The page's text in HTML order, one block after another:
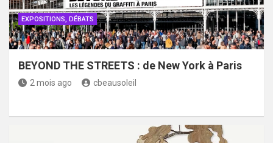
EXPOSITIONS, DÉBATS
BEYOND THE STREETS : de New York à Paris
2 mois ago cbeausoleil